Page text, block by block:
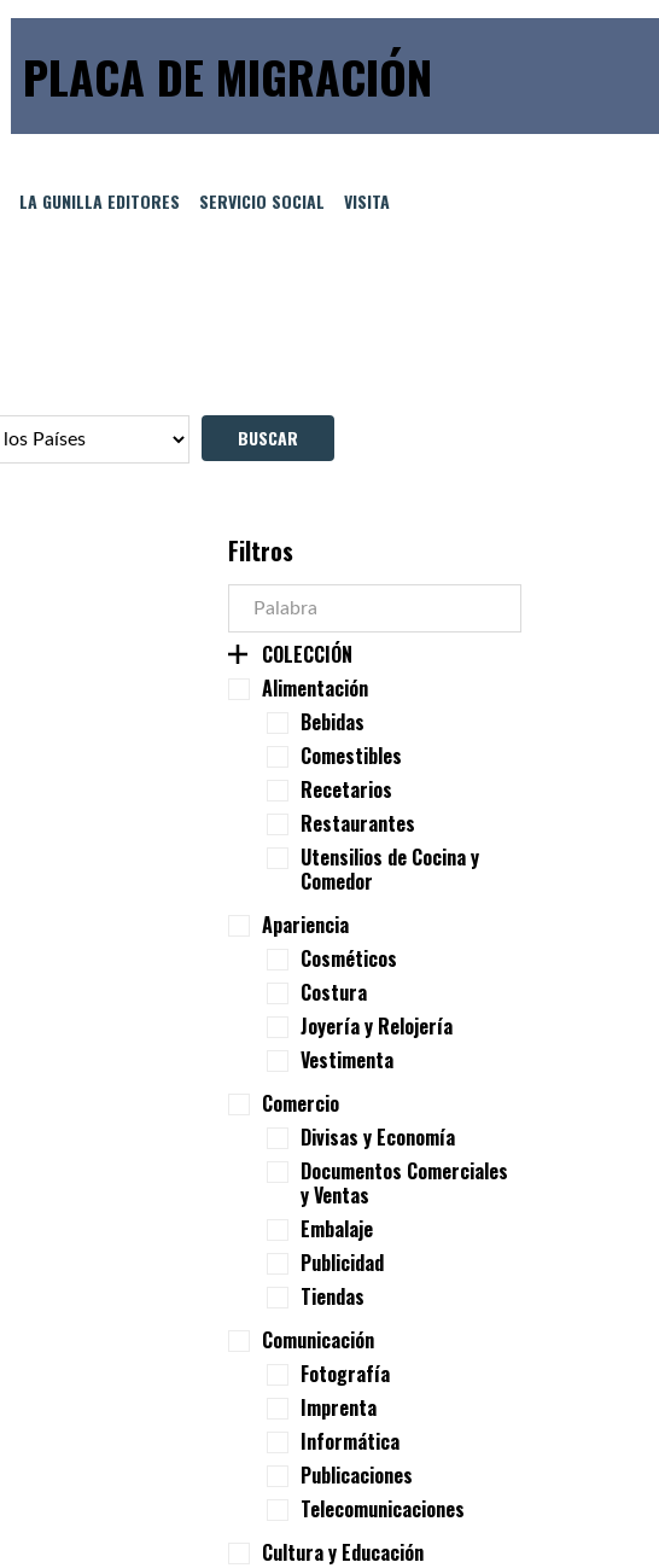
PLACA DE MIGRACIÓN
LA GUNILLA EDITORES SERVICIO SOCIAL VISITA
Filtros
COLECCIÓN
Alimentación
Bebidas
Comestibles
Recetarios
Restaurantes
Utensilios de Cocina y
Comedor
Apariencia
Cosméticos
Costura
Joyería y Relojería
Vestimenta
Comercio
Divisas y Economía
Documentos Comerciales
y Ventas
Embalaje
Publicidad
Tiendas
Comunicación
Fotografía
Imprenta
Informática
Publicaciones
Telecomunicaciones
Cultura y Educación